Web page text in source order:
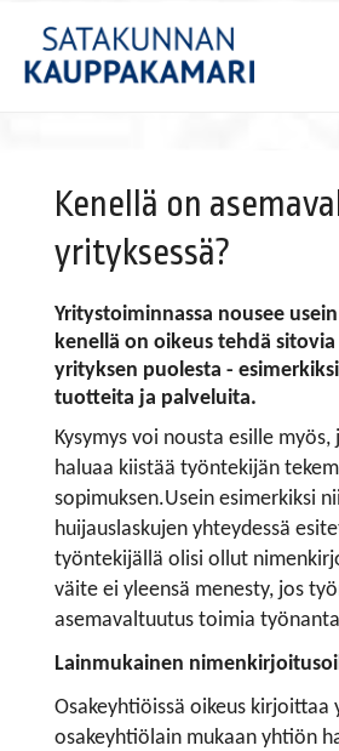
Kenellä on
yrityksessä?
Yritystoiminnassa nousee
kenellä on oikeus tehdä
yrityksen puolesta -
tuotteita ja palveluita.
Kysymys voi nousta esille
haluaa kiistää työntekijän
sopimuksen.Usein esimerkiksi
huijauslaskujen yhteydessä
työntekijällä olisi ollut
väite ei yleensä menesty, jos
asemavaltuutus toimia
Lainmukainen
Osakeyhtiöissä oikeus
osakeyhtiölain mukaan yhtiön